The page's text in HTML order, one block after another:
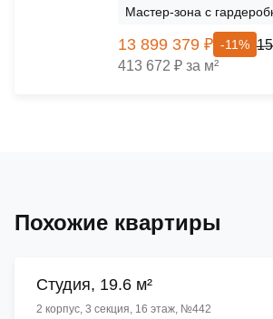
Мастер-зона с
13 899 379 ₽ -11%
413 672 ₽ за м²
Похожие квартиры
Cтудия, 19.6 м²
2 корпус, 3 секция, 16 этаж, №442